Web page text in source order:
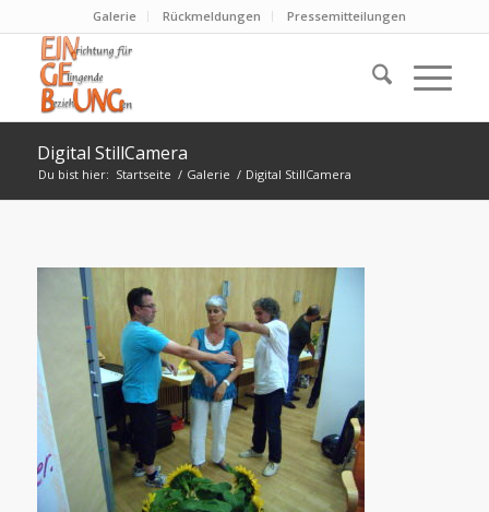
Galerie Rückmeldungen Pressemitteilungen
Digital StillCamera
Du bist hier: Startseite / Galerie / Digital StillCamera